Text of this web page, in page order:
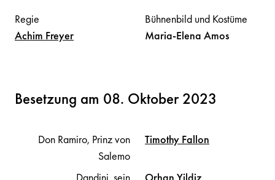
Regie
Achim Freyer
Bühnenbild und Kostüme
Maria-Elena Amos
Besetzung am 08. Oktober 2023
Don Ramiro, Prinz von
Salemo
Timothy Fallon